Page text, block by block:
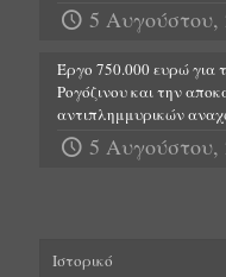
5 Αυγούστου,
Έργο 750.000 ευρώ για
Ρογόζινου και την
αντιπλημμυρικών
5 Αυγούστου,
Ιστορικό